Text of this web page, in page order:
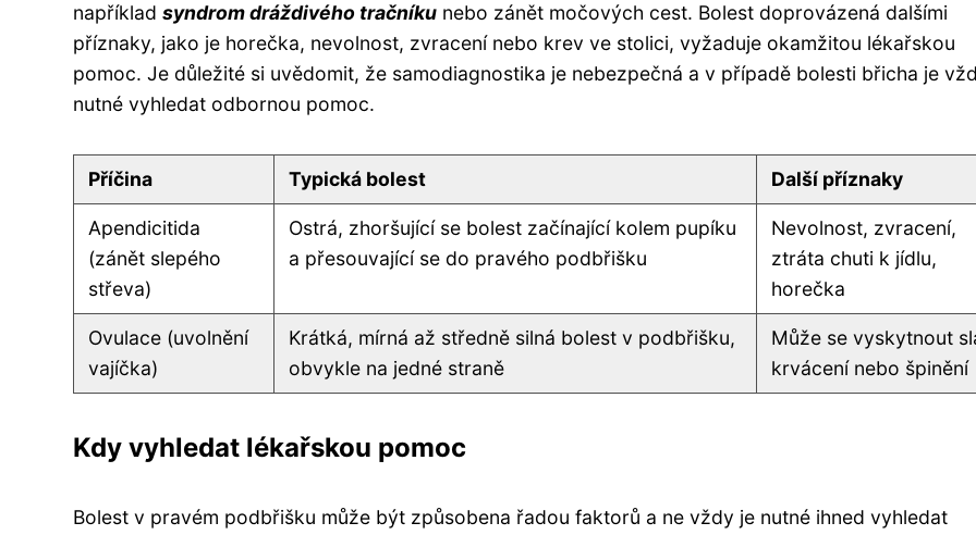
například syndrom dráždivého tračníku nebo zánět močových cest. Bolest doprovázená dalšími
příznaky, jako je horečka, nevolnost, zvracení nebo krev ve stolici, vyžaduje okamžitou lékařskou
pomoc. Je důležité si uvědomit, že samodiagnostika je nebezpečná a v případě bolesti břicha je
nutné vyhledat odbornou pomoc.
Příčina Typická bolest Další příznaky
Apendicitida
(zánět slepého
střeva)
Ostrá, zhoršující se bolest začínající kolem pupíku
a přesouvající se do pravého podbřišku
Nevolnost, zvracení,
ztráta chuti k jídlu,
horečka
Ovulace (uvolnění
vajíčka)
Krátká, mírná až středně silná bolest v podbřišku,
obvykle na jedné straně
Může se vyskytnout
krvácení nebo špinění
Kdy vyhledat lékařskou pomoc
Bolest v pravém podbřišku může být způsobena řadou faktorů a ne vždy je nutné ihned vyhledat